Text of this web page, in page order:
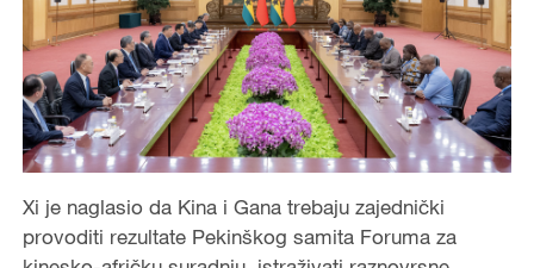
Xi je naglasio da Kina i Gana trebaju zajednički
provoditi rezultate Pekinškog samita Foruma za